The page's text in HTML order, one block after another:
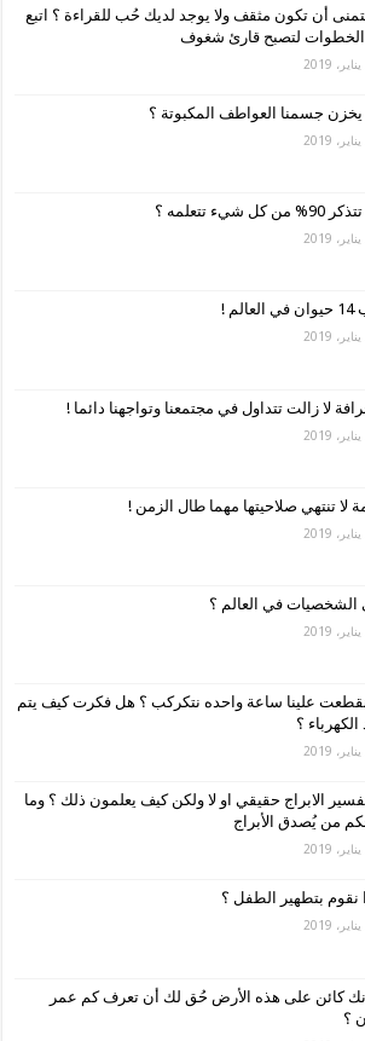
أن تكون مثقف ولا يوجد لديك حُب للقراءة ؟ اتبع
لتصبح قارئ شغوف
جسمنا العواطف المكبوتة ؟
شيء تتعلمه ؟
!
لا تنتهي صلاحيتها مهما طال الزمن !
الشخصيات في العالم ؟
علينا ساعة واحده نتكركب ؟ هل فكرت كيف يتم
الكهرباء ؟
الابراج حقيقي او لا ولكن كيف يعلمون ذلك ؟ وما
من يُصدق الأبراج
نقوم بتطهير الطفل ؟
كائن على هذه الأرض حُق لك أن تعرف كم عمر
؟